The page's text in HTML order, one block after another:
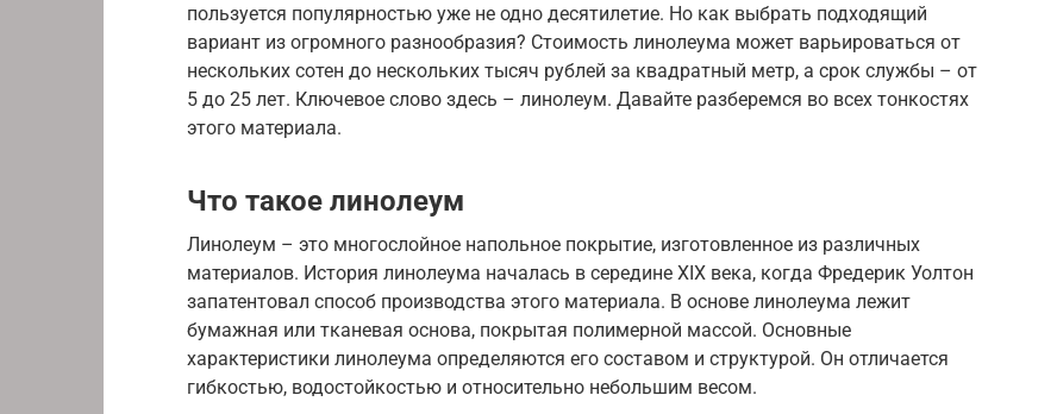
пользуется популярностью уже не одно десятилетие. Но как выбрать подходящий
вариант из огромного разнообразия? Стоимость линолеума может варьироваться от
нескольких сотен до нескольких тысяч рублей за квадратный метр, а срок службы – от
5 до 25 лет. Ключевое слово здесь – линолеум. Давайте разберемся во всех тонкостях
этого материала.
Что такое линолеум
Линолеум – это многослойное напольное покрытие, изготовленное из различных
материалов. История линолеума началась в середине XIX века, когда Фредерик Уолтон
запатентовал способ производства этого материала. В основе линолеума лежит
бумажная или тканевая основа, покрытая полимерной массой. Основные
характеристики линолеума определяются его составом и структурой. Он отличается
гибкостью, водостойкостью и относительно небольшим весом.